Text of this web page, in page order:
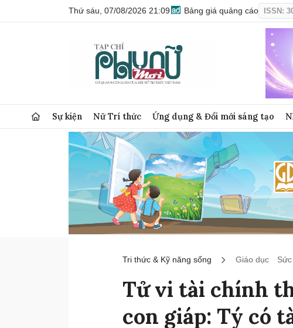
Thứ sáu, 07/08/2026 21:09 Bảng giá quảng cáo ISSN:
Sự kiện Nữ Trí thức Ứng dụng & Đổi mới sáng tạo
Tri thức & Kỹ năng sống Giáo dục
Tử vi tài chính
con giáp: Tý có